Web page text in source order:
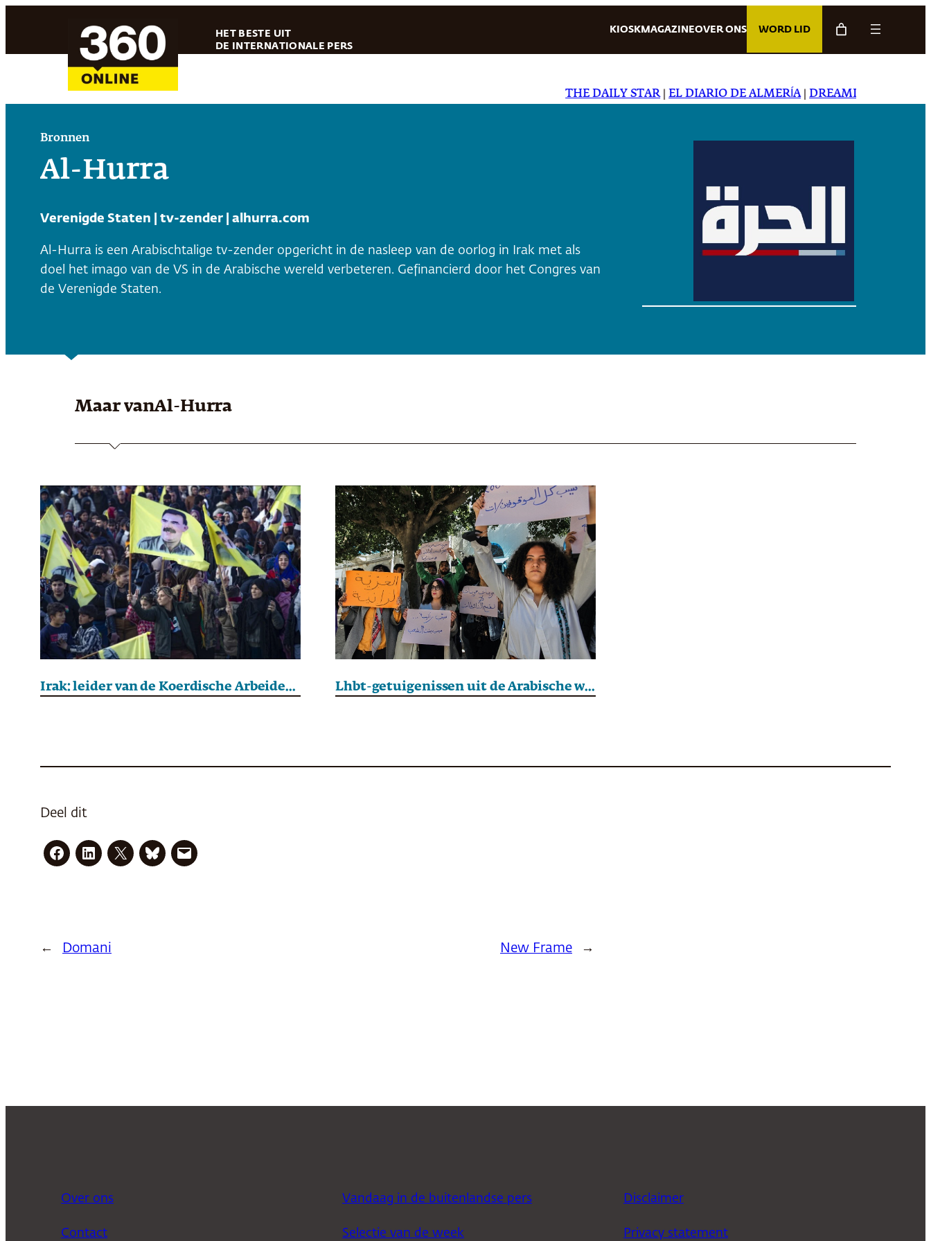
HET BESTE UIT
DE INTERNATIONALE PERS
KIOSK MAGAZINEOVER ONS WORD LID
THE DAILY STAR|EL DIARIO DE ALMERÍA|DREAMING IN JAPANESE
Bronnen
Al-Hurra
Verenigde Staten | tv-zender | alhurra.com
Al-Hurra is een Arabischtalige tv-zender opgericht in de nasleep van de oorlog in Irak met als
doel het imago van de VS in de Arabische wereld verbeteren. Gefinancierd door het Congres van
de Verenigde Staten.
Maar vanAl-Hurra
Irak: leider van de Koerdische Arbeiderspartij (PKK) roept op tot ontwapening Lhbt-getuigenissen uit de Arabische wereld
Deel dit
← Domani New Frame →
Over ons
Contact
Vandaag in de buitenlandse pers
Selectie van de week
Disclaimer
Privacy statement